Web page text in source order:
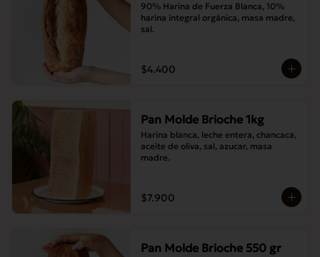
90% Harina de Fuerza Blanca, 10%
harina integral orgánica, masa madre,
sal.
$4.400
Pan Molde Brioche 1kg
Harina blanca, leche entera, chancaca,
aceite de oliva, sal, azucar, masa
madre.
$7.900
Pan Molde Brioche 550 gr